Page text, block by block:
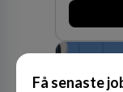
Få senaste